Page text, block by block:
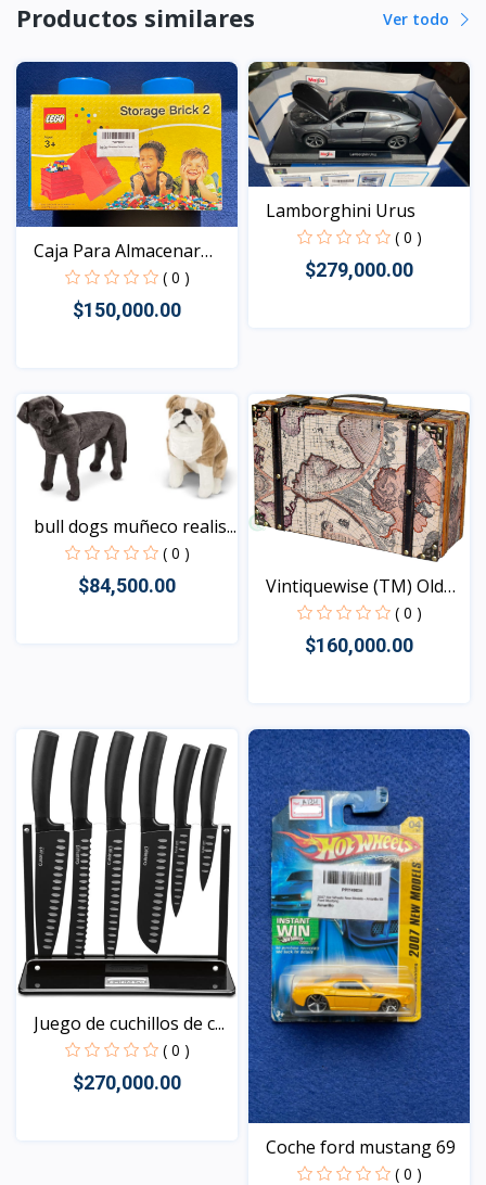
Productos similares Ver todo
Caja Para Almacenar
Pie...
( 0 )
$150,000.00
Lamborghini Urus
( 0 )
$279,000.00
bull dogs muñeco realis...
( 0 )
$84,500.00
Vintiquewise (TM) Old
( 0 )
$160,000.00
Vista
Juego de cuchillos de c...
( 0 )
$270,000.00
Coche ford mustang 69
( 0 )